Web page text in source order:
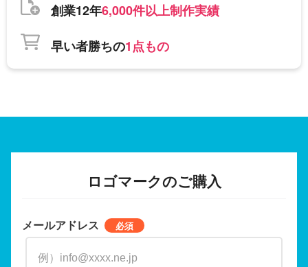
創業12年6,000件以上制作実績
早い者勝ちの1点もの
ロゴマークのご購入
メールアドレス